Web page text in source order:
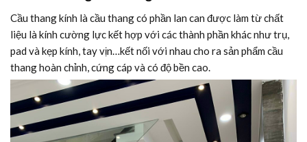
Cầu thang kính là cầu thang có phần lan can được làm từ chất
liệu là kính cường lực kết hợp với các thành phần khác như trụ,
pad và kẹp kính, tay vịn…kết nối với nhau cho ra sản phẩm cầu
thang hoàn chỉnh, cứng cáp và có độ bền cao.